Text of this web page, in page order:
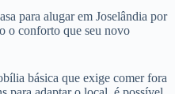
para alugar em Joselândia por
o conforto que seu novo
básica que exige comer fora